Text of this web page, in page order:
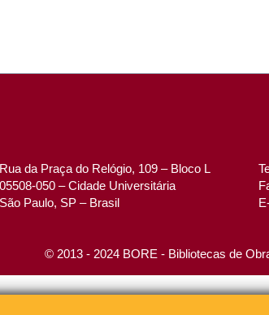
Rua da Praça do Relógio, 109 – Bloco L
05508-050 – Cidade Universitária
São Paulo, SP – Brasil
© 2013 - 2024 BORE - Bibliotecas de